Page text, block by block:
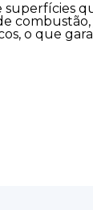
superfícies
o que